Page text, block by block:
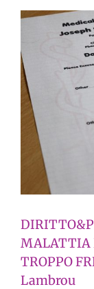
MALATTIA
TROPPO
Lambrou